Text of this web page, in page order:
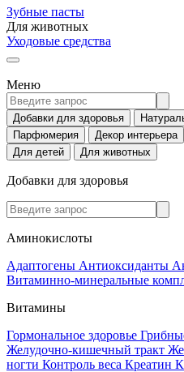
Зубные пасты
Для животных
Уходовые средства
Меню
Добавки для здоровья
Парфюмерия
Декор интерьера
Для детей
Для животных
Добавки для здоровья
Аминокислоты
Адаптогены Антиоксиданты
Витаминно-минеральные
Витамины
Гормональное здоровье
Желудочно-кишечный тракт
ногти Контроль веса Креатин